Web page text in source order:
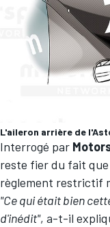
L'aileron arrière de
Interrogé par
reste fier du fait
règlement restrictif
"Ce qui était bien
d'inédit", a-t-il